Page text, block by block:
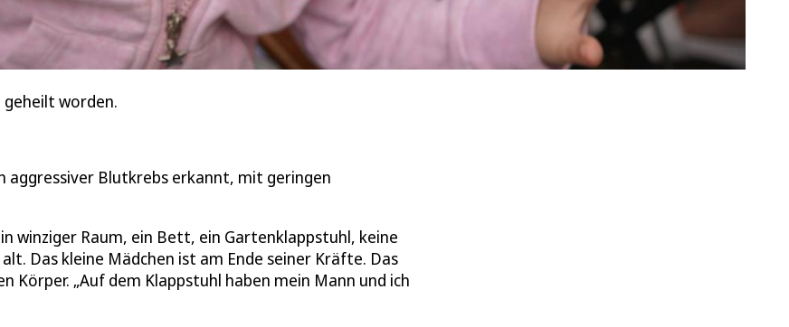
worden.
aggressiver Blutkrebs erkannt, mit geringen
winziger Raum, ein Bett, ein Gartenklappstuhl, keine
Das kleine Mädchen ist am Ende seiner Kräfte. Das
Körper. „Auf dem Klappstuhl haben mein Mann und ich